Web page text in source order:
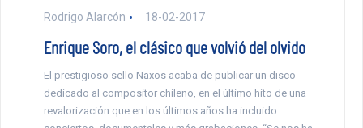
Rodrigo Alarcón 18-02-2017
Enrique Soro, el clásico que volvió del olvido
El prestigioso sello Naxos acaba de publicar un disco
dedicado al compositor chileno, en el último hito de una
revalorización que en los últimos años ha incluido